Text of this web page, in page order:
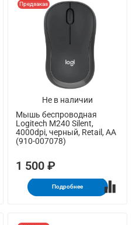
Не в наличии
Предзаказ
Мышь беспроводная
Logitech M240 Silent,
4000dpi, черный, Retail, AA
(910-007078)
1 500 ₽
Подробнее